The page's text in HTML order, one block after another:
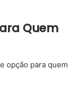
Quem
opção para quem